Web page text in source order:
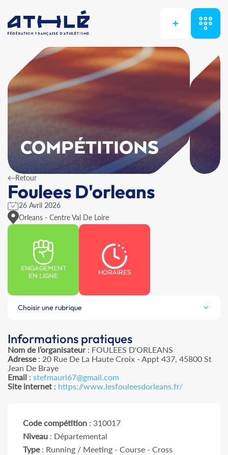
+
COMPÉTITIONS
Retour
Foulees D'orleans
26 Avril 2026
Orleans - Centre Val De Loire
ENGAGEMENT
EN LIGNE
HORAIRES
Choisir une rubrique
Informations pratiques
Nom de l’organisateur: FOULEES D'ORLEANS
Adresse: 20 Rue De La Haute Croix - Appt 437, 45800 St
Jean De Braye
Email : stefmauri67@gmail.com
Site internet : https://www.lesfouleesdorleans.fr/
Code compétition : 310017
Niveau : Départemental
Type: Running / Meeting - Course - Cross